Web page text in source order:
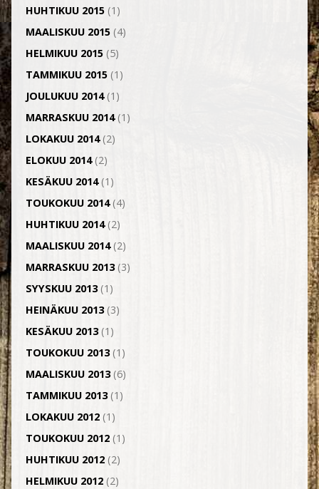
HUHTIKUU 2015(1)
MAALISKUU 2015(4)
HELMIKUU 2015(5)
TAMMIKUU 2015(1)
JOULUKUU 2014(1)
MARRASKUU 2014(1)
LOKAKUU 2014(2)
ELOKUU 2014(2)
KESÄKUU 2014(1)
TOUKOKUU 2014(4)
HUHTIKUU 2014(2)
MAALISKUU 2014(2)
MARRASKUU 2013(3)
SYYSKUU 2013(1)
HEINÄKUU 2013(3)
KESÄKUU 2013(1)
TOUKOKUU 2013(1)
MAALISKUU 2013(6)
TAMMIKUU 2013(1)
LOKAKUU 2012(1)
TOUKOKUU 2012(1)
HUHTIKUU 2012(2)
HELMIKUU 2012(2)